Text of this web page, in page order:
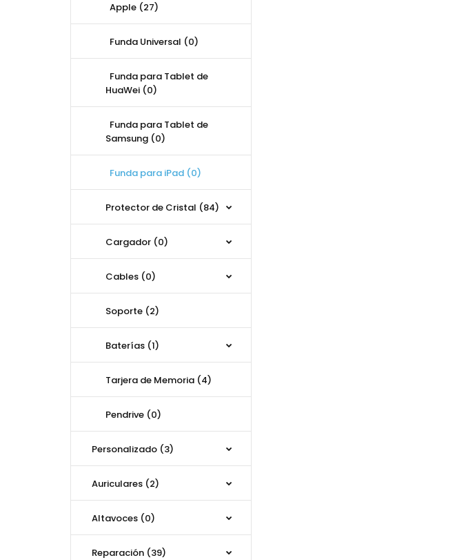
Apple (27)
Funda Universal (0)
Funda para Tablet de
HuaWei (0)
Funda para Tablet de
Samsung (0)
Funda para iPad (0)
Protector de Cristal (84)
Cargador (0)
Cables (0)
Soporte (2)
Baterías (1)
Tarjera de Memoria (4)
Pendrive (0)
Personalizado (3)
Auriculares (2)
Altavoces (0)
Reparación (39)